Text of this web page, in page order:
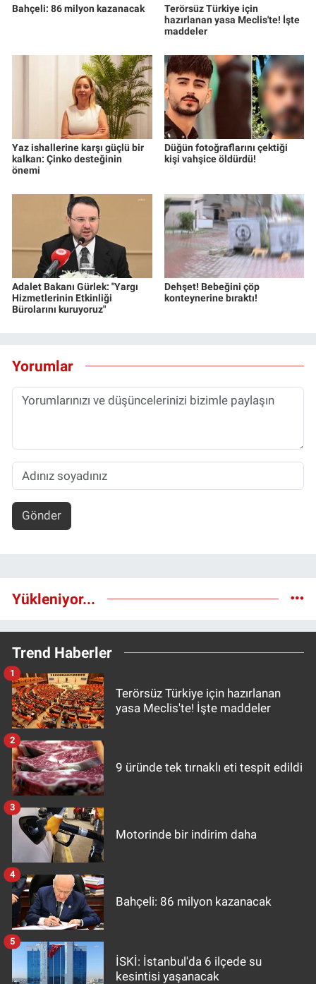
Bahçeli: 86 milyon kazanacak
Terörsüz Türkiye için
hazırlanan yasa Meclis'te! İşte
maddeler
Yaz ishallerine karşı güçlü bir
kalkan: Çinko desteğinin
önemi
Düğün fotoğraflarını çektiği
kişi vahşice öldürdü!
Adalet Bakanı Gürlek: "Yargı
Hizmetlerinin Etkinliği
Bürolarını kuruyoruz"
Dehşet! Bebeğini çöp
konteynerine bıraktı!
Yorumlar
Gönder
Yükleniyor...
Trend Haberler
Terörsüz Türkiye için hazırlanan
yasa Meclis'te! İşte maddeler
1
9 üründe tek tırnaklı eti tespit edildi
2
Motorinde bir indirim daha
3
Bahçeli: 86 milyon kazanacak
4
İSKİ: İstanbul'da 6 ilçede su
kesintisi yaşanacak
5